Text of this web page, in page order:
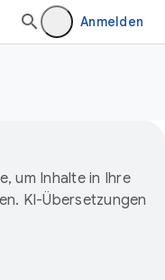
Anmelden
um Inhalte in Ihre
KI-Übersetzungen